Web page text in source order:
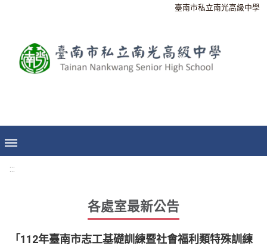
臺南市私立南光高級中學
:::
各處室最新公告
「112年臺南市志工基礎訓練暨社會福利類特殊訓練